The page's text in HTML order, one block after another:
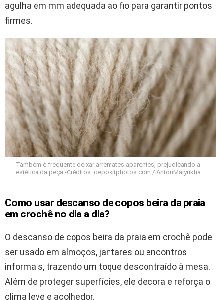
agulha em mm adequada ao fio para garantir pontos
firmes.
Também é frequente deixar arremates aparentes, prejudicando a
estética da peça -Créditos: depositphotos.com / AntonMatyukha
Como usar descanso de copos beira da praia
em crochê no dia a dia?
O descanso de copos beira da praia em crochê pode
ser usado em almoços, jantares ou encontros
informais, trazendo um toque descontraído à mesa.
Além de proteger superfícies, ele decora e reforça o
clima leve e acolhedor.